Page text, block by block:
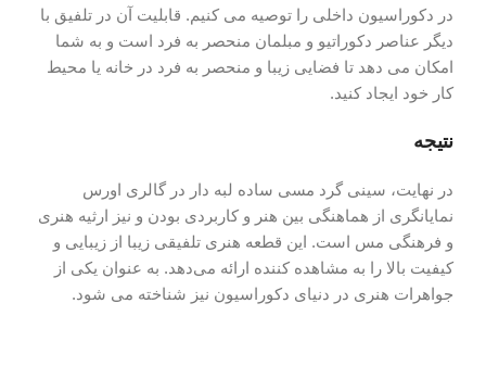
در دکوراسیون داخلی را توصیه می کنیم. قابلیت آن در تلفیق با
دیگر عناصر دکوراتیو و مبلمان منحصر به فرد است و به شما
امکان می‌ دهد تا فضایی زیبا و منحصر به فرد در خانه یا محیط
کار خود ایجاد کنید.
نتیجه
در نهایت، سینی گرد مسی ساده لبه دار در گالری اورس
نمایانگری از هماهنگی بین هنر و کاربردی بودن و نیز ارثیه هنری
و فرهنگی مس است. این قطعه هنری تلفیقی زیبا از زیبایی و
کیفیت بالا را به مشاهده‌ کننده ارائه می‌دهد. به عنوان یکی از
جواهرات هنری در دنیای دکوراسیون نیز شناخته می‌ شود.